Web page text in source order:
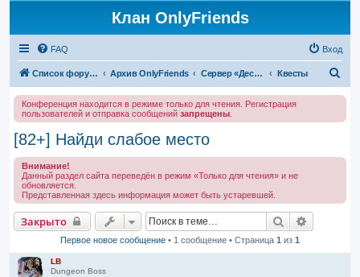
Клан OnlyFriends
FAQ Вход
Список форумов Архив OnlyFriends Сервер «Десперион» Квесты
Конференция находится в режиме только для чтения. Регистрация
пользователей и отправка сообщений запрещены
[82+] Найди слабое место
Внимание!
Данный раздел сайта переведён в режим «Только для чтения» и не
обновляется.
Представленная здесь информация может быть устаревшей.
Закрыто Поиск
Первое новое сообщение • 1 сообщение • Страница 1 из 1
LB
Dungeon Boss